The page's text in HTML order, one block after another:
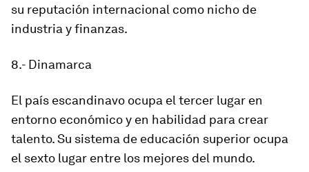
su reputación internacional como nicho de
industria y finanzas.
8.- Dinamarca
El país escandinavo ocupa el tercer lugar en
entorno económico y en habilidad para crear
talento. Su sistema de educación superior ocupa
el sexto lugar entre los mejores del mundo.